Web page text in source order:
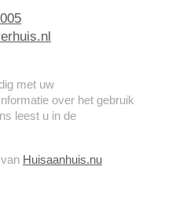
met uw
over het gebruik
leest u in de
Huisaanhuis.nu